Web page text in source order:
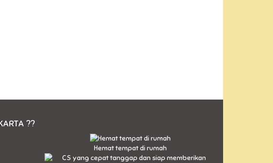
??
Hemat tempat di rumah